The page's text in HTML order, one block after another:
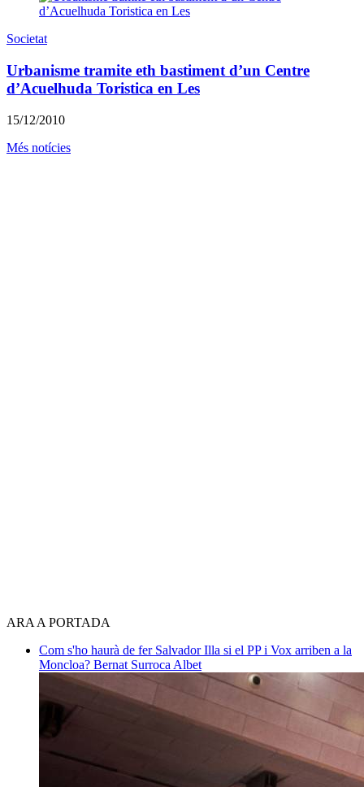
Societat
Urbanisme tramite eth bastiment d’un Centre
d’Acuelhuda Toristica en Les
15/12/2010
Més notícies
ARA A PORTADA
Com s'ho haurà de fer Salvador Illa si el PP i Vox arriben a la
Moncloa? Bernat Surroca Albet